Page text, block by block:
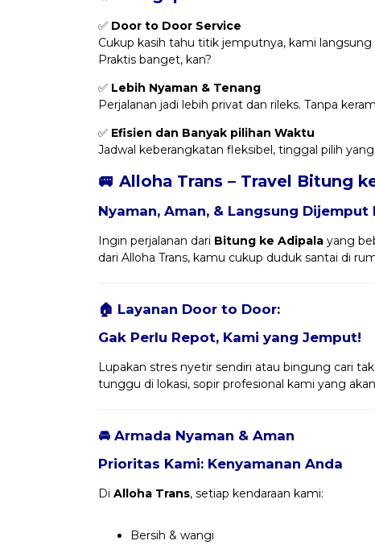
✅ Door to Door Service
Cukup kasih tahu titik jemputnya, kami
Praktis banget, kan?
✅ Lebih Nyaman & Tenang
Perjalanan jadi lebih privat dan rileks. Tanpa
✅ Efisien dan Banyak pilihan Waktu
Jadwal keberangkatan fleksibel, tinggal pilih
🚐 Alloha Trans – Travel Bitung
Nyaman, Aman, & Langsung Dijemput
Ingin perjalanan dari Bitung ke Adipala yang
dari Alloha Trans, kamu cukup duduk santai di
🏠 Layanan Door to Door:
Gak Perlu Repot, Kami yang Jemput!
Lupakan stres nyetir sendiri atau bingung cari
tunggu di lokasi, sopir profesional kami yang
🚘 Armada Nyaman & Aman
Prioritas Kami: Kenyamanan Anda
Di Alloha Trans, setiap kendaraan kami:
Bersih & wangi